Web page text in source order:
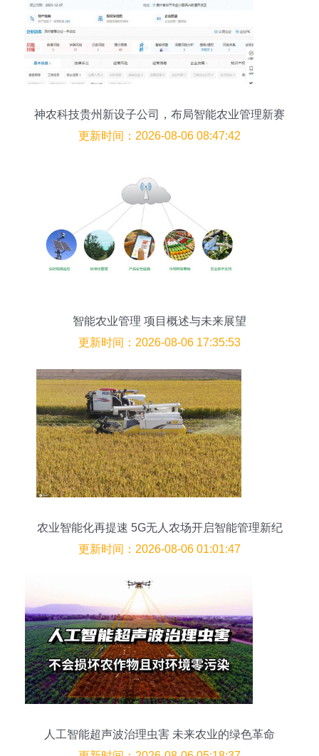
神农科技贵州新设子公司，布局智能农业管理新赛
道
更新时间：2026-08-06 08:47:42
智能农业管理 项目概述与未来展望
更新时间：2026-08-06 17:35:53
农业智能化再提速 5G无人农场开启智能管理新纪
元
更新时间：2026-08-06 01:01:47
人工智能超声波治理虫害 未来农业的绿色革命